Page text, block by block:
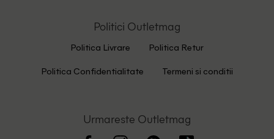
Politici Outletmag
Politica Livrare Politica Retur
Politica Confidentialitate Termeni si conditii
Urmareste Outletmag